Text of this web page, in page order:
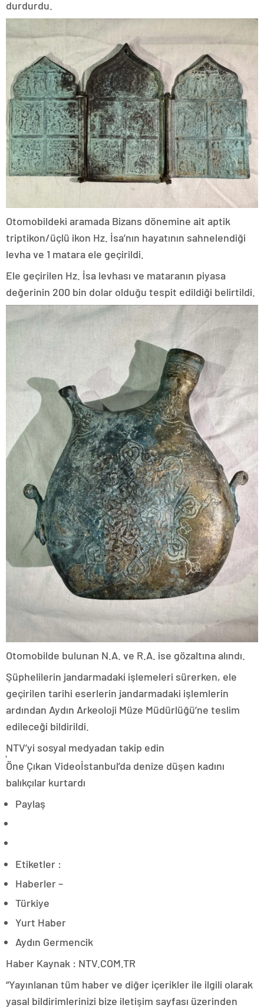
durdurdu.
Otomobildeki aramada Bizans dönemine ait aptik
triptikon/üçlü ikon Hz. İsa’nın hayatının sahnelendiği
levha ve 1 matara ele geçirildi.
Ele geçirilen Hz. İsa levhası ve mataranın piyasa
değerinin 200 bin dolar olduğu tespit edildiği belirtildi.
Otomobilde bulunan N.A. ve R.A. ise gözaltına alındı.
Şüphelilerin jandarmadaki işlemeleri sürerken, ele
geçirilen tarihi eserlerin jandarmadaki işlemlerin
ardından Aydın Arkeoloji Müze Müdürlüğü’ne teslim
edileceği bildirildi.
NTV’yi sosyal medyadan takip edin
Öne Çıkan Videoİstanbul’da denize düşen kadını
balıkçılar kurtardı
Paylaş
Etiketler :
Haberler –
Türkiye
Yurt Haber
Aydın Germencik
Haber Kaynak : NTV.COM.TR
“Yayınlanan tüm haber ve diğer içerikler ile ilgili olarak
yasal bildirimlerinizi bize iletişim sayfası üzerinden